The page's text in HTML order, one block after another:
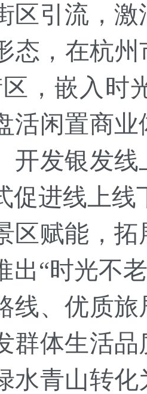
区引流，
态，在杭
，嵌入时
活闲置商
开发银发
促进线上
区赋能，
出“时光不
线、优质
群体生活
水青山转